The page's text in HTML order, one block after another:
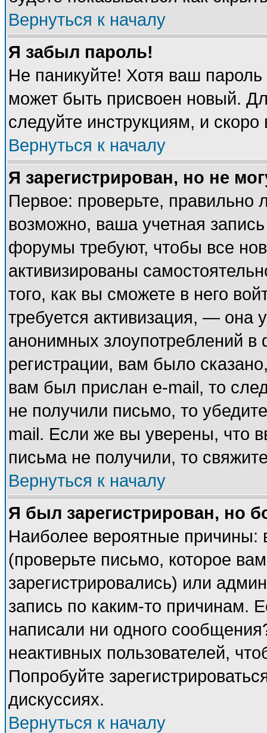
Вернуться к началу
Я забыл пароль!
Не паникуйте! Хотя ваш
может быть присвоен новый.
следуйте инструкциям, и
Вернуться к началу
Я зарегистрирован, но не
Первое: проверьте, правильно
возможно, ваша учетная
форумы требуют, чтобы все
активизированы
того, как вы сможете в него
требуется активизация, — она
анонимных злоупотреблений
регистрации, вам было
вам был прислан e-mail, то
не получили письмо, то
mail. Если же вы уверены, что
письма не получили, то
Вернуться к началу
Я был зарегистрирован, но
Наиболее вероятные причины:
(проверьте письмо, которое
зарегистрировались) или
запись по каким-то причинам.
написали ни одного
неактивных пользователей,
Попробуйте
дискуссиях.
Вернуться к началу